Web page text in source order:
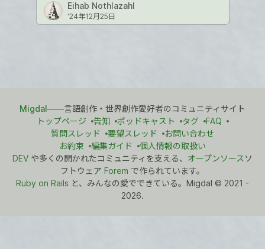
Eihab Nothlazahl
’24年12月25日
Migdal――言語創作・世界創作愛好者のコミュニティサイト
トップページ
告知 ポッドキャスト タグ
FAQ
質問スレッド
要望スレッド
お問い合わせ
お約束
編集ガイド
個人情報の取扱い
DEV や多くの開かれたコミュニティを支える、 オープンソース ソ
フトウェア Forem で作られています。
Ruby on Rails と、みんなの愛でできている。Migdal © 2021 -
2026.